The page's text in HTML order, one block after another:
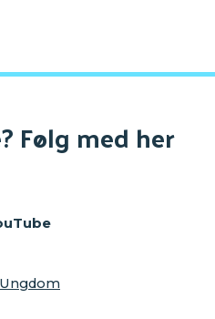
Følg med her